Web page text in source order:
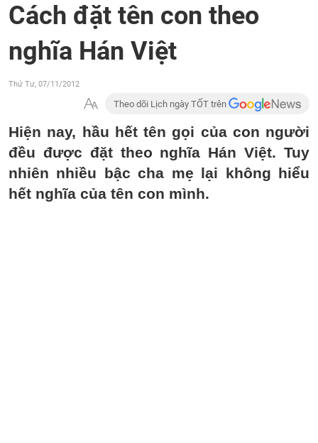
Cách đặt tên con theo
nghĩa Hán Việt
Thứ Tư, 07/11/2012
Theo dõi Lịch ngày TỐT trên
Hiện nay, hầu hết tên gọi của con người
đều được đặt theo nghĩa Hán Việt. Tuy
nhiên nhiều bậc cha mẹ lại không hiểu
hết nghĩa của tên con mình.